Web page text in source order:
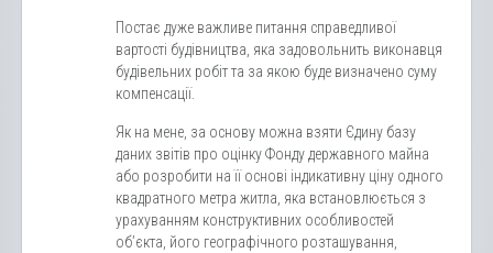
Постає дуже важливе питання справедливої
вартості будівництва, яка задовольнить виконавця
будівельних робіт та за якою буде визначено суму
компенсації.
Як на мене, за основу можна взяти Єдину базу
даних звітів про оцінку Фонду державного майна
або розробити на її основі індикативну ціну одного
квадратного метра житла, яка встановлюється з
урахуванням конструктивних особливостей
об’єкта, його географічного розташування,